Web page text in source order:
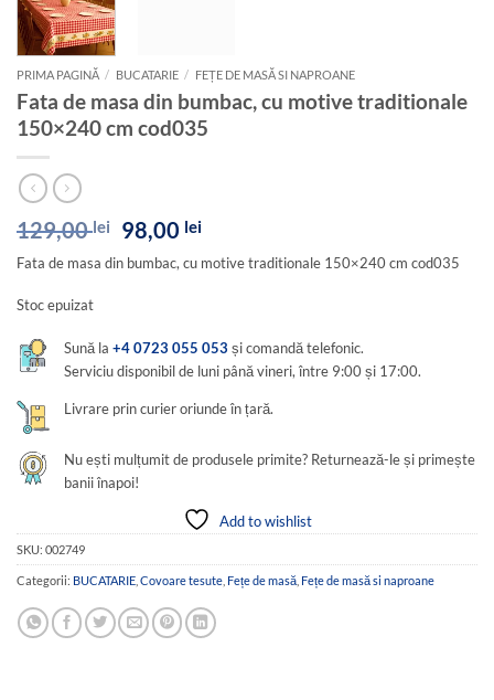
PRIMA PAGINĂ / BUCATARIE / FEȚE DE MASĂ SI NAPROANE
Fata de masa din bumbac, cu motive traditionale
150×240 cm cod035
129,00lei
Prețul
inițial
a
98,00 leiPrețul
este:
Fata de masa din bumbac, cu motive traditionale 150×240 cm cod035
Stoc epuizat
Sună la+4 0723 055 053 și comandă telefonic.
Serviciu disponibil de luni până vineri, între 9:00 și 17:00.
Livrare prin curier oriunde în țară.
Nu ești mulțumit de produsele primite? Returnează-le și primește
banii înapoi!
Add to wishlist
SKU: 002749
Categorii: BUCATARIE Covoare tesute Fețe de masă Fețe de masă si naproane